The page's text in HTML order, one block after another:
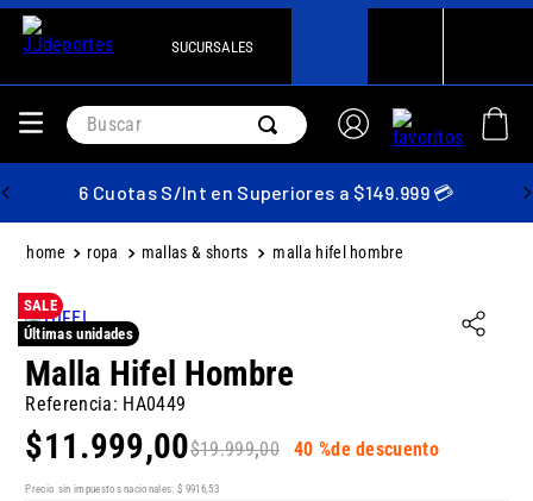
SUCURSALES
Buscar
6 Cuotas S/Int en Superiores a $149.999 💳
ropa mallas & shorts malla hifel hombre
SALE
Últimas unidades
Malla Hifel Hombre
Referencia: HA0449
$19.999,00
$11.999,00 40 %de descuento
Precio sin impuestos nacionales: $ 9916,53